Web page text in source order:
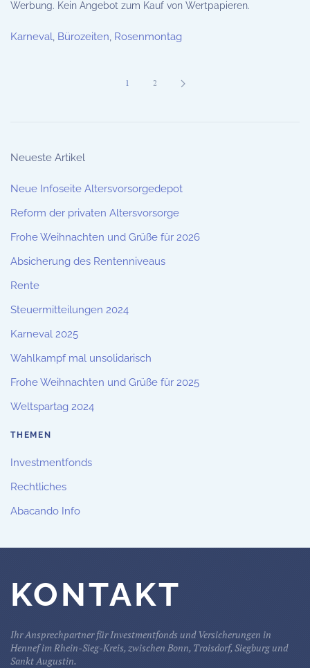
Werbung. Kein Angebot zum Kauf von Wertpapieren.
Karneval, Bürozeiten, Rosenmontag
1 2
Neueste Artikel
Neue Infoseite Altersvorsorgedepot
Reform der privaten Altersvorsorge
Frohe Weihnachten und Grüße für 2026
Absicherung des Rentenniveaus
Rente
Steuermitteilungen 2024
Karneval 2025
Wahlkampf mal unsolidarisch
Frohe Weihnachten und Grüße für 2025
Weltspartag 2024
THEMEN
Investmentfonds
Rechtliches
Abacando Info
KONTAKT
Ihr Ansprechpartner für Investmentfonds und Versicherungen in
Hennef im Rhein-Sieg-Kreis, zwischen Bonn, Troisdorf, Siegburg und
Sankt Augustin.